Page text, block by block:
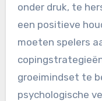
onder druk, te
een positieve
moeten spelers
groeimindset te
psychologische